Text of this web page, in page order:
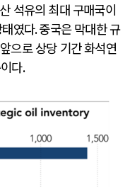
석유의 최대 구매국이
였다.중국은 막대한 규
으로 상당 기간 화석연
다.